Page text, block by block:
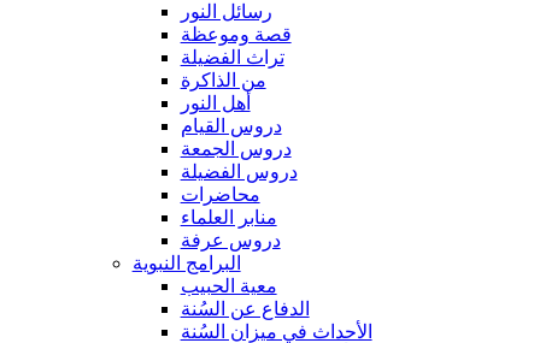
رسائل النور
قصة وموعظة
تراث الفضيلة
من الذاكرة
أهل النور
دروس القيام
دروس الجمعة
دروس الفضيلة
محاضرات
منابر العلماء
دروس عرفة
البرامج النبوية
معية الحبيب
الدفاع عن السُنة
الأحداث في ميزان السُنة